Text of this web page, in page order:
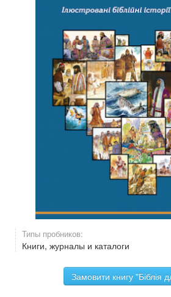
Типы пробников:
Книги, журналы и каталоги
Замовити книгу "Біблія